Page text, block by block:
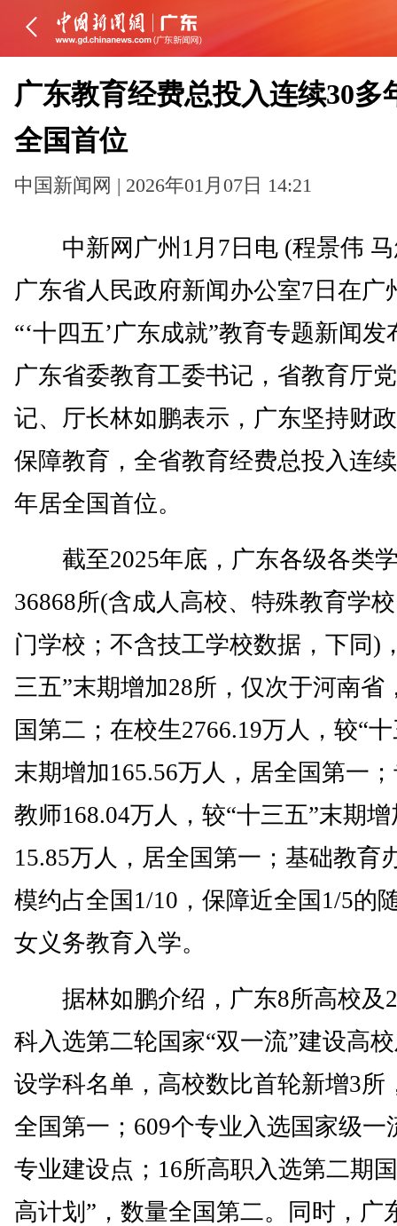
广东教育经费总投入连续30多
全国首位
中国新闻网 | 2026年01月07日 14:21
中新网广州1月7日电 (程景伟 马
广东省人民政府新闻办公室7日在广
“‘十四五’广东成就”教育专题新闻发
广东省委教育工委书记，省教育厅
记、厅长林如鹏表示，广东坚持财
保障教育，全省教育经费总投入连
年居全国首位。
截至2025年底，广东各级各类
36868所(含成人高校、特殊教育学
门学校；不含技工学校数据，下同)
三五”末期增加28所，仅次于河南省
国第二；在校生2766.19万人，较“
末期增加165.56万人，居全国第一
教师168.04万人，较“十三五”末期增
15.85万人，居全国第一；基础教育
模约占全国1/10，保障近全国1/5的
女义务教育入学。
据林如鹏介绍，广东8所高校及
科入选第二轮国家“双一流”建设高
设学科名单，高校数比首轮新增3所
全国第一；609个专业入选国家级一
专业建设点；16所高职入选第二期
高计划”，数量全国第二。同时，广